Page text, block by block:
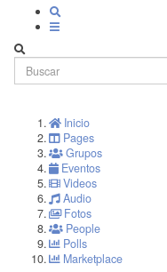
Inicio
Pages
Grupos
Eventos
Videos
Audio
Fotos
People
Polls
Marketplace